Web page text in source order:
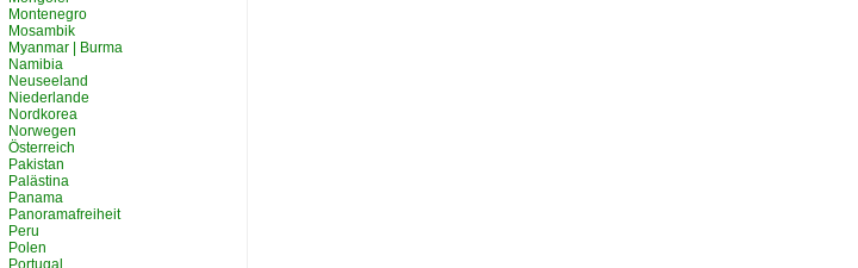
Montenegro
Mosambik
Myanmar | Burma
Namibia
Neuseeland
Niederlande
Nordkorea
Norwegen
Österreich
Pakistan
Palästina
Panama
Panoramafreiheit
Peru
Polen
Portugal